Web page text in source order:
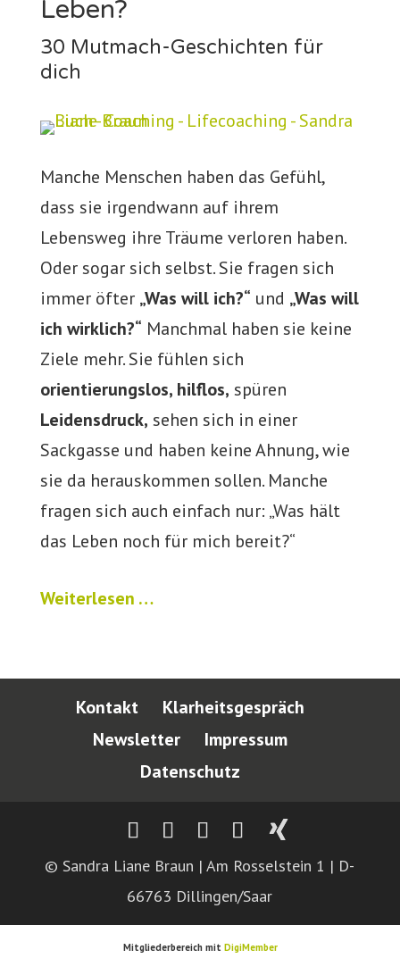
Leben?
30 Mutmach-Geschichten für
dich
Manche Menschen haben das Gefühl,
dass sie irgendwann auf ihrem
Lebensweg ihre Träume verloren haben.
Oder sogar sich selbst. Sie fragen sich
immer öfter „Was will ich?“ und „Was will
ich wirklich?“ Manchmal haben sie keine
Ziele mehr. Sie fühlen sich
orientierungslos, hilflos, spüren
Leidensdruck, sehen sich in einer
Sackgasse und haben keine Ahnung, wie
sie da herauskommen sollen. Manche
fragen sich auch einfach nur: „Was hält
das Leben noch für mich bereit?“
Weiterlesen …
Kontakt
Klarheitsgespräch
Newsletter
Impressum
Datenschutz
© Sandra Liane Braun | Am Rosselstein 1 | D-
66763 Dillingen/Saar
Mitgliederbereich mit DigiMember